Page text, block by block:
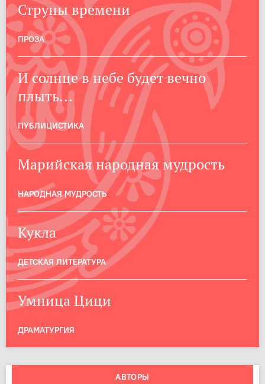
Струны времени
ПРОЗА
И солнце в небе будет вечно
плыть...
ПУБЛИЦИСТИКА
Марийская народная мудрость
НАРОДНАЯ МУДРОСТЬ
Кукла
ДЕТСКАЯ ЛИТЕРАТУРА
Умница Цици
ДРАМАТУРГИЯ
АВТОРЫ